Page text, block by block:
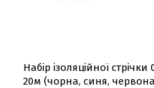
Набір ізоляційної стрічки
20м (чорна, синя,